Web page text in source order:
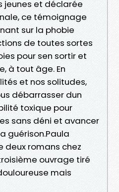
jeunes et déclarée
ce témoignage
sur la phobie
de toutes sortes
pour sen sortir et
à tout âge. En
et nos solitudes,
débarrasser dun
toxique pour
sans déni et avancer
guérison.Paula
deux romans chez
ouvrage tiré
mais